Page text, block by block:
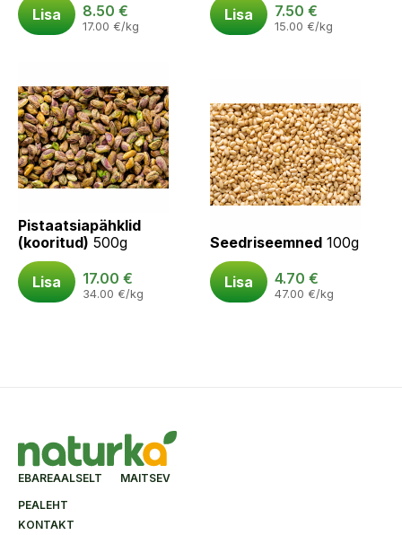
Lisa 8.50 €
17.00 €/kg
Lisa 7.50 €
15.00 €/kg
Pistaatsiapähklid
(kooritud) 500g
Lisa 17.00 €
34.00 €/kg
Seedriseemned 100g
Lisa 4.70 €
47.00 €/kg
EBAREAALSELT MAITSEV
PEALEHT
KONTAKT